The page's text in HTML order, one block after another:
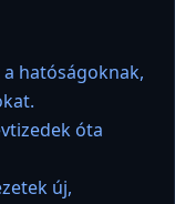
hatóságoknak,
óta
új,